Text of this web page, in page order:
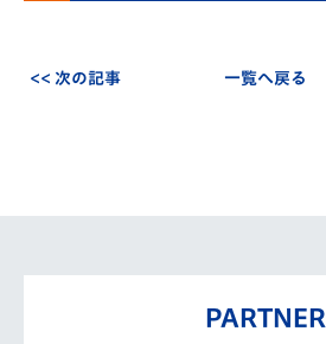
<< 次の記事 一覧へ戻る
PARTNER